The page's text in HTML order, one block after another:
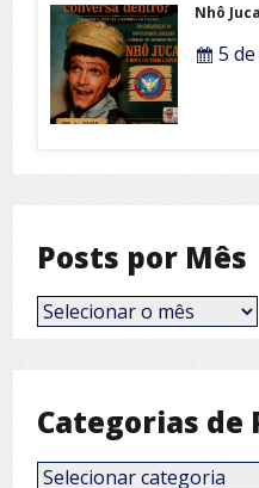
Nhô Juca
5
Posts por Mês
Posts
por
Categorias de
Categorias